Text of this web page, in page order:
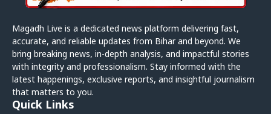
Magadh Live is a dedicated news platform delivering fast,
accurate, and reliable updates from Bihar and beyond. We
bring breaking news, in-depth analysis, and impactful stories
with integrity and professionalism. Stay informed with the
latest happenings, exclusive reports, and insightful journalism
that matters to you.
Quick Links